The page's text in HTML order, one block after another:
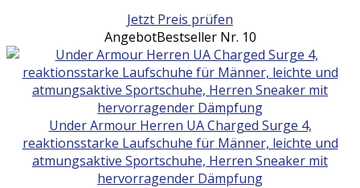
Jetzt Preis prüfen
AngebotBestseller Nr. 10
Under Armour Herren UA Charged Surge 4,
reaktionsstarke Laufschuhe für Männer, leichte und
atmungsaktive Sportschuhe, Herren Sneaker mit
hervorragender Dämpfung